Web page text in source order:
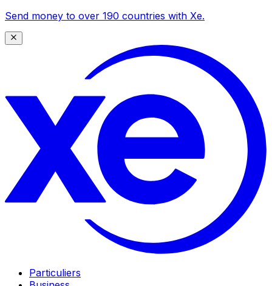
Send money to over 190 countries with Xe.
Particuliers